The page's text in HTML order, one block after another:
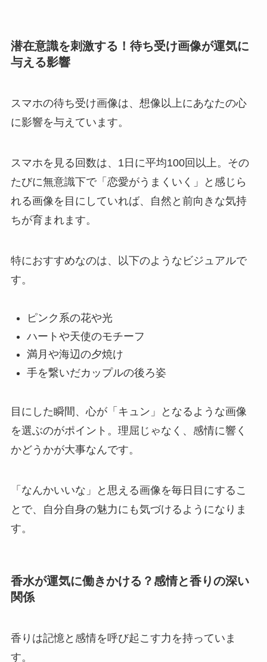
潜在意識を刺激する！待ち受け画像が運気に
与える影響
スマホの待ち受け画像は、想像以上にあなたの心
に影響を与えています。
スマホを見る回数は、1日に平均100回以上。その
たびに無意識下で「恋愛がうまくいく」と感じら
れる画像を目にしていれば、自然と前向きな気持
ちが育まれます。
特におすすめなのは、以下のようなビジュアルで
す。
ピンク系の花や光
ハートや天使のモチーフ
満月や海辺の夕焼け
手を繋いだカップルの後ろ姿
目にした瞬間、心が「キュン」となるような画像
を選ぶのがポイント。理屈じゃなく、感情に響く
かどうかが大事なんです。
「なんかいいな」と思える画像を毎日目にするこ
とで、自分自身の魅力にも気づけるようになりま
す。
香水が運気に働きかける？感情と香りの深い
関係
香りは記憶と感情を呼び起こす力を持っていま
す。